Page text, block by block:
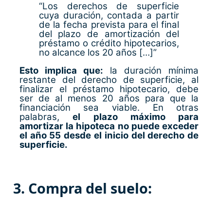
“Los derechos de superficie
cuya duración, contada a partir
de la fecha prevista para el final
del plazo de amortización del
préstamo o crédito hipotecarios,
no alcance los 20 años […]”
Esto implica que: la duración mínima
restante del derecho de superficie, al
finalizar el préstamo hipotecario, debe
ser de al menos 20 años para que la
financiación sea viable. En otras
palabras,el plazo máximo para
amortizar la hipoteca no puede exceder
el año 55 desde el inicio del derecho de
superficie.
3. Compra del suelo: